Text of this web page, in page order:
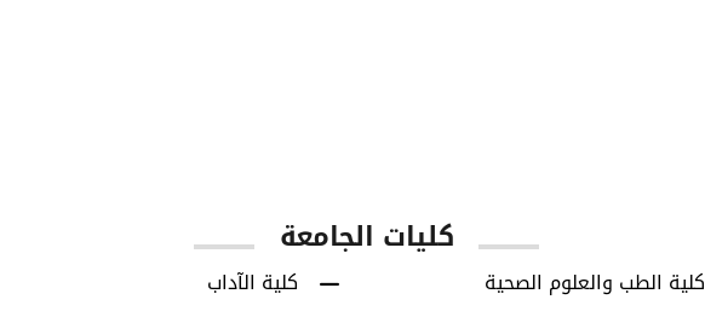
كليات الجامعة
كلية الآداب
كلية الطب والعلوم الصحية